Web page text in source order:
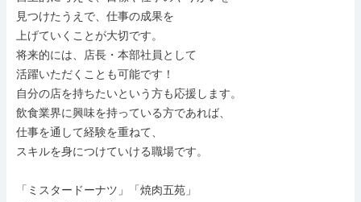
見つけたうえで、仕事の成果を
上げていくことが大切です。
将来的には、店長・本部社員として
活躍いただくことも可能です！
自分の店を持ちたいという方も応援します。
飲食業界に興味を持っている方であれば、
仕事を通して経験を重ねて、
スキルを身につけていける職場です。
「ミスタードーナツ」「焼肉五苑」